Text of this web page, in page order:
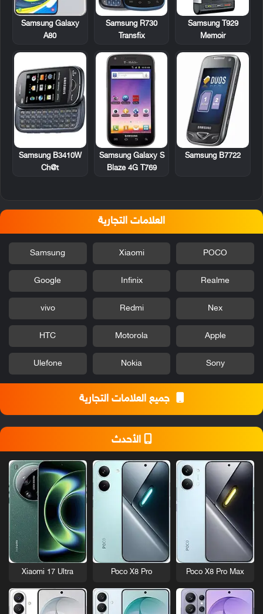
Samsung T929
Memoir
Samsung R730
Transfix
Samsung Galaxy
A80
Samsung B7722
Samsung Galaxy S
Blaze 4G T769
Samsung B3410W
Ch@t
العلامات التجارية
POCO
Xiaomi
Samsung
Realme
Infinix
Google
Nex
Redmi
vivo
Apple
Motorola
HTC
Sony
Nokia
Ulefone
جميع العلامات التجارية
الأحدث
Poco X8 Pro Max
Poco X8 Pro
Xiaomi 17 Ultra